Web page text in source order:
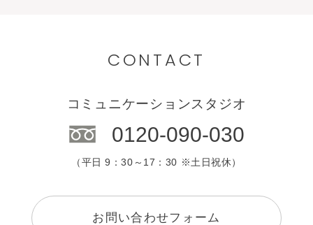
CONTACT
コミュニケーションスタジオ
0120-090-030
（平日 9：30～17：30 ※土日祝休）
お問い合わせフォーム